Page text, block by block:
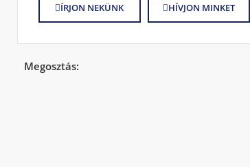
ÍRJON NEKÜNK HÍVJON MINKET
Megosztás: